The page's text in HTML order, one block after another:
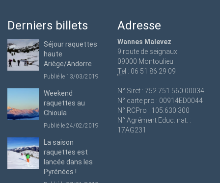
Derniers billets
Séjour raquettes
haute
Ariège/Andorre
Publié le 13/03/2019
Weekend
raquettes au
Chioula
Publié le 24/02/2019
La saison
raquettes est
lancée dans les
Pyrénées !
Adresse
Wannes Malevez
9 route de seignaux
09000 Montoulieu
Tel : 06 51 86 29 09
N° Siret : 752 751 560 00034
N° carte pro : 00914ED0044
N° RCPro : 105.630.300
N° Agrément Educ. nat. :
17AG231